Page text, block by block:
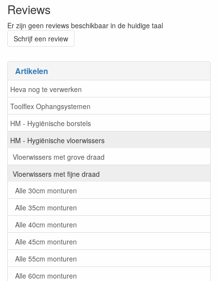
Artikelen
Heva nog te verwerken
Toolflex Ophangsystemen
HM - Hygiënische borstels
HM - Hygiënische vloerwissers
Vloerwissers met grove draad
Vloerwissers met fijne draad
Alle 30cm monturen
Alle 35cm monturen
Alle 40cm monturen
Alle 45cm monturen
Alle 55cm monturen
Alle 60cm monturen
Reviews
Er zijn geen reviews beschikbaar in de huidige taal
Schrijf een review